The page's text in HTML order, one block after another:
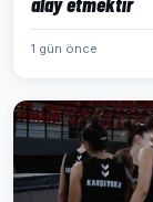
1 gün önce